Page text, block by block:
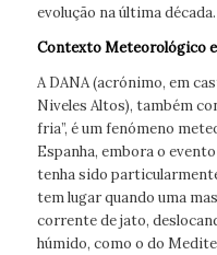
evolução na última década.
Contexto Meteorológico e
A DANA (acrónimo, em
Niveles Altos), também
fria”, é um fenómeno
Espanha, embora o
tenha sido
tem lugar quando uma
corrente de jato,
húmido, como o do